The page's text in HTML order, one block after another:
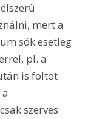
mert a
sók esetleg
pl. a
is foltot
szerves